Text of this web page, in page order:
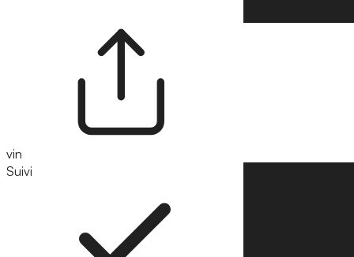
vin
Suivi